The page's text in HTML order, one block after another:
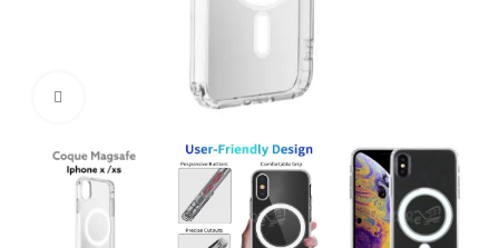
Cliquez pour agrandir